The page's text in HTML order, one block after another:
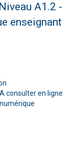
A1.2 -
enseignant
consulter en ligne